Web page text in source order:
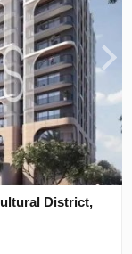
District,